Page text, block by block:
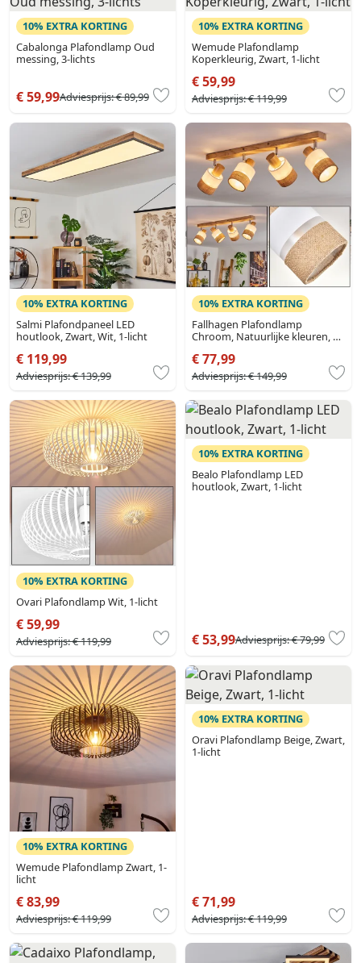
10% EXTRA KORTING
Cabalonga Plafondlamp Oud
messing, 3-lichts
€ 59,99Adviesprijs:€ 89,99
10% EXTRA KORTING
Wemude Plafondlamp
Koperkleurig, Zwart, 1-licht
€ 59,99
Adviesprijs:€ 119,99
10% EXTRA KORTING
Salmi Plafondpaneel LED
houtlook, Zwart, Wit, 1-licht
€ 119,99
Adviesprijs:€ 139,99
10% EXTRA KORTING
Fallhagen Plafondlamp
Chroom, Natuurlijke kleuren, 4-
€ 77,99
Adviesprijs:€ 149,99
10% EXTRA KORTING
Ovari Plafondlamp Wit, 1-licht
€ 59,99
Adviesprijs:€ 119,99
10% EXTRA KORTING
Bealo Plafondlamp LED
houtlook, Zwart, 1-licht
€ 53,99Adviesprijs:€ 79,99
10% EXTRA KORTING
Wemude Plafondlamp Zwart, 1-
licht
€ 83,99
Adviesprijs:€ 119,99
10% EXTRA KORTING
Oravi Plafondlamp Beige, Zwart,
1-licht
€ 71,99
Adviesprijs:€ 119,99